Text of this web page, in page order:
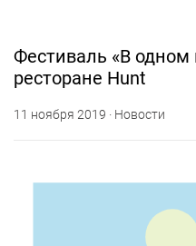
Фестиваль «В
ресторане Hunt
11 ноября 2019 · Новости